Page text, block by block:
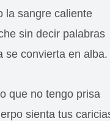
la sangre caliente
sin decir palabras
se convierta en alba.
que no tengo prisa
sienta tus